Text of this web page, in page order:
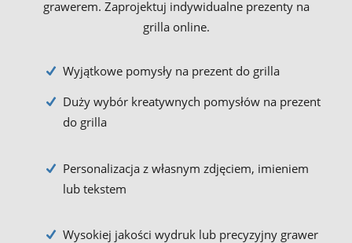
grawerem. Zaprojektuj indywidualne prezenty na
grilla online.
Wyjątkowe pomysły na prezent do grilla
Duży wybór kreatywnych pomysłów na prezent
do grilla
Personalizacja z własnym zdjęciem, imieniem
lub tekstem
Wysokiej jakości wydruk lub precyzyjny grawer